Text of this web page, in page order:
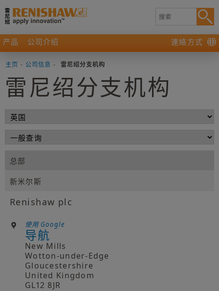
产品 公司介绍 連絡方式
主页 - 公司信息 - 雷尼绍分支机构
雷尼绍分支机构
总部
新米尔斯
Renishaw plc
使用 Google
导航
New Mills
Wotton-under-Edge
Gloucestershire
United Kingdom
GL12 8JR